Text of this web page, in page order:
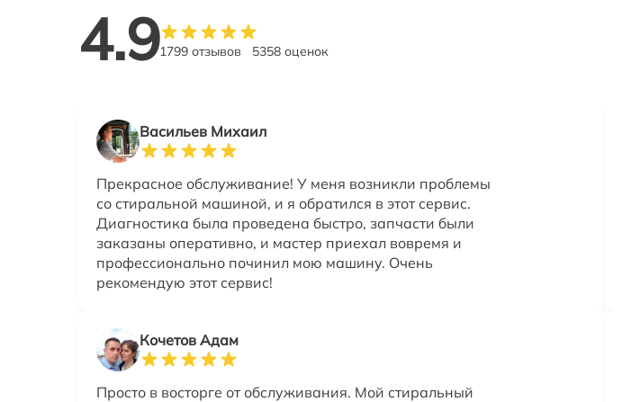
4.91799 отзывов 5358 оценок
Васильев Михаил
Прекрасное обслуживание! У меня возникли проблемы
со стиральной машиной, и я обратился в этот сервис.
Диагностика была проведена быстро, запчасти были
заказаны оперативно, и мастер приехал вовремя и
профессионально починил мою машину. Очень
рекомендую этот сервис!
Кочетов Адам
Просто в восторге от обслуживания. Мой стиральный